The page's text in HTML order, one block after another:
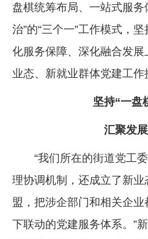
盘棋统筹布局、一站式服
治”的“三个一”工作模式，
化服务保障、深化融合发
业态、新就业群体党建工作
坚持“一盘
汇聚发
“我们所在的街道党工
理协调机制，还成立了新
盟，把涉企部门和相关企
下联动的党建服务体系。”